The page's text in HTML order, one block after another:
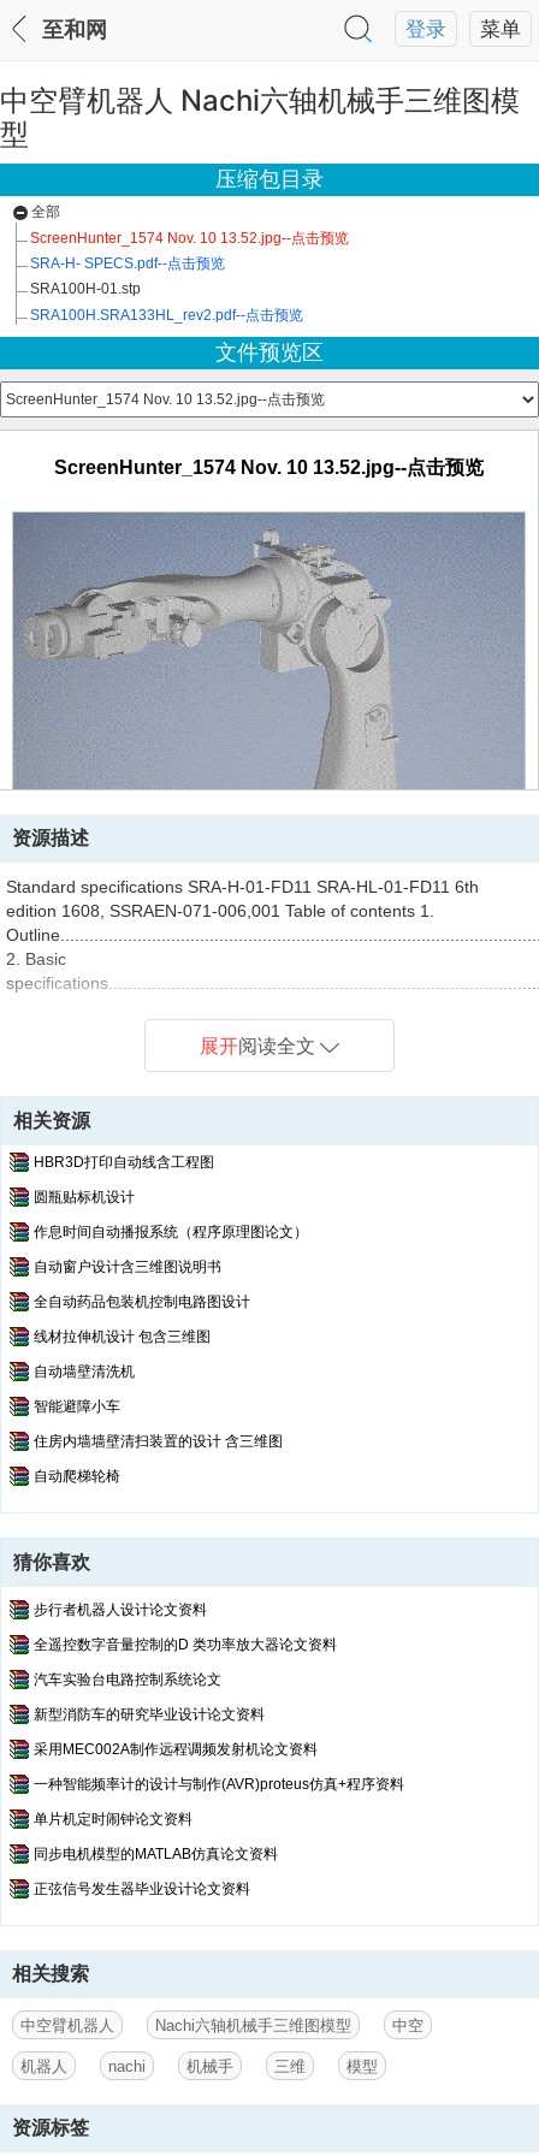
菜单
登录
至和网
中空臂机器人 Nachi六轴机械手三维图模
型
压缩包目录
全部
ScreenHunter_1574 Nov. 10 13.52.jpg--点击预览
SRA-H- SPECS.pdf--点击预览
SRA100H-01.stp
SRA100H.SRA133HL_rev2.pdf--点击预览
文件预览区
ScreenHunter_1574 Nov. 10 13.52.jpg--点击预览
资源描述
Standard specifications SRA-H-01-FD11 SRA-HL-01-FD11 6th
edition 1608, SSRAEN-071-006,001 Table of contents 1.
2. Basic
展开阅读全文
相关资源
HBR3D打印自动线含工程图
圆瓶贴标机设计
作息时间自动播报系统（程序原理图论文）
自动窗户设计含三维图说明书
全自动药品包装机控制电路图设计
线材拉伸机设计 包含三维图
自动墙壁清洗机
智能避障小车
住房内墙墙壁清扫装置的设计 含三维图
自动爬梯轮椅
猜你喜欢
步行者机器人设计论文资料
全遥控数字音量控制的D 类功率放大器论文资料
汽车实验台电路控制系统论文
新型消防车的研究毕业设计论文资料
采用MEC002A制作远程调频发射机论文资料
一种智能频率计的设计与制作(AVR)proteus仿真+程序资料
单片机定时闹钟论文资料
同步电机模型的MATLAB仿真论文资料
正弦信号发生器毕业设计论文资料
相关搜索
中空臂机器人 Nachi六轴机械手三维图模型 中空
机器人 nachi 机械手 三维 模型
资源标签